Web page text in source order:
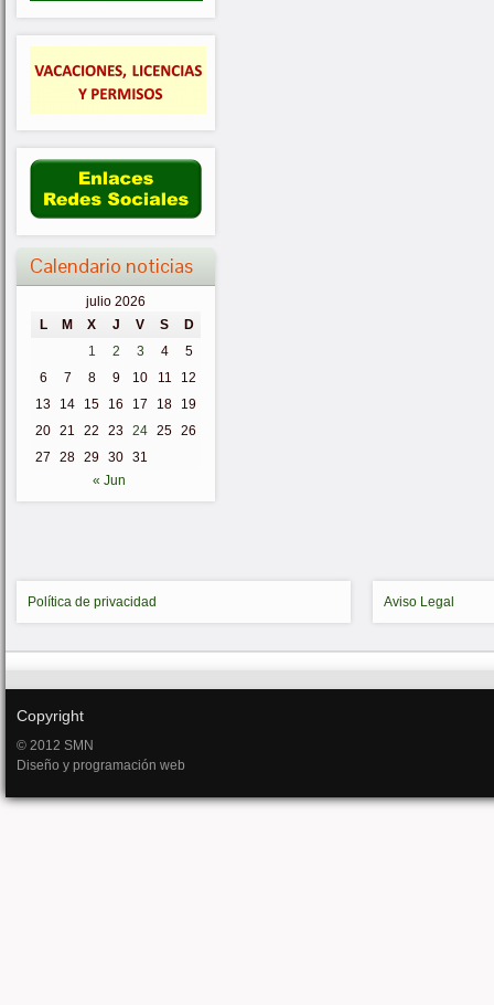
Calendario noticias
julio 2026
L
M X J V S
D
1
2 3 4
5
6
7 8 9 10 11
12
13
14 15 16 17 18
19
20 21 22 23 24 25 26
27
28 29 30 31
« Jun
Política de privacidad Aviso Legal
Copyright
© 2012 SMN
Diseño y programación web